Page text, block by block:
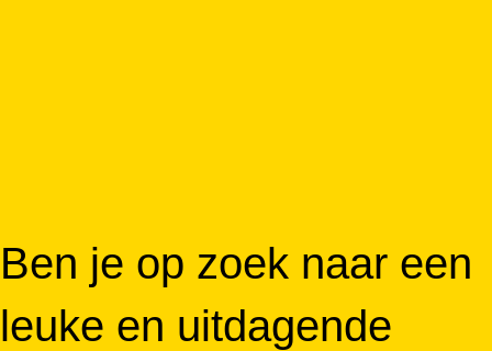
Ben je op zoek naar een
leuke en uitdagende